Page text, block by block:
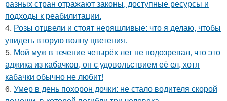
разных стран отражают законы, доступные ресурсы и
подходы к реабилитации.
4. Розы отцвели и стоят неряшливые: что я делаю, чтобы
увидеть вторую волну цветения.
5. Мой муж в течение четырёх лет не подозревал, что это
аджика из кабачков, он с удовольствием её ел, хотя
кабачки обычно не любит!
6. Умер в день похорон дочки: не стало водителя скорой